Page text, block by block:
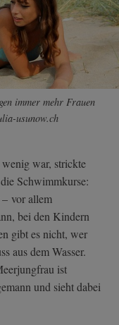
immer mehr Frauen
usunow.ch
war, strickte
Schwimmkurse:
vor allem
bei den Kindern
gibt es nicht, wer
aus dem Wasser.
ist
und sieht dabei